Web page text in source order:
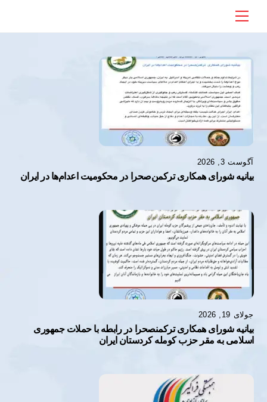
Skip
Menu
آگوست 3, 2026
بیانیه شورای همکاری ترکمن‌صحرا در محکومیت اعدام‌ها در ایران
جولای 19, 2026
بیانیه شورای همکاری ترکمنصحرا در رابطه با حملات جمهوری
اسلامی به مقر حزب کومله کردستان ایران